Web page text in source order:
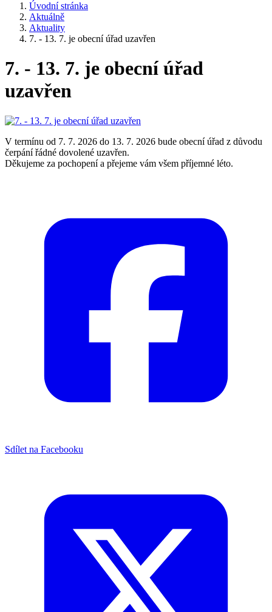
Úvodní stránka
Aktuálně
Aktuality
7. - 13. 7. je obecní úřad uzavřen
7. - 13. 7. je obecní úřad
uzavřen
V termínu od 7. 7. 2026 do 13. 7. 2026 bude obecní úřad z důvodu
čerpání řádné dovolené uzavřen.
Děkujeme za pochopení a přejeme vám všem příjemné léto.
Sdílet na Facebooku